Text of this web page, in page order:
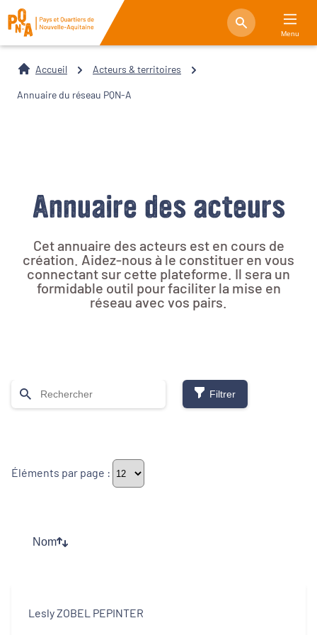
Menu
Accueil Acteurs & territoires
Annuaire du réseau PQN-A
Annuaire des acteurs
Cet annuaire des acteurs est en cours de
création. Aidez-nous à le constituer en vous
connectant sur cette plateforme. Il sera un
formidable outil pour faciliter la mise en
réseau avec vos pairs.
Éléments par page :
Filtrer
Thématiques
Nom
Lesly ZOBEL PEPINTER